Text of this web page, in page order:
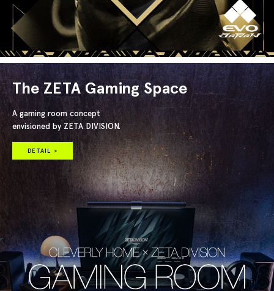
The ZETA Gaming Space
A gaming room concept
envisioned by ZETA DIVISION.
DETAIL >